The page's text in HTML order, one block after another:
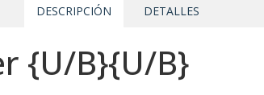
DESCRIPCIÓN DETALLES
{U/B}{U/B}